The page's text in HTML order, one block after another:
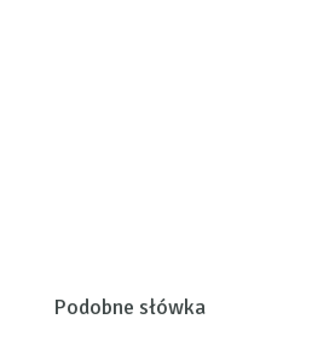
Podobne słówka